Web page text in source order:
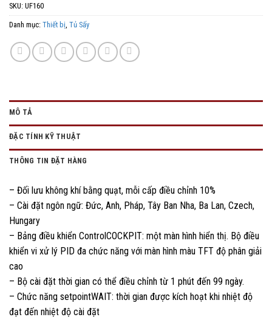
SKU: UF160
Danh mục: Thiết bị Tủ Sấy
MÔ TẢ
ĐẶC TÍNH KỸ THUẬT
THÔNG TIN ĐẶT HÀNG
– Đối lưu không khí bằng quạt, mỗi cấp điều chỉnh 10%
– Cài đặt ngôn ngữ: Đức, Anh, Pháp, Tây Ban Nha, Ba Lan, Czech,
Hungary
– Bảng điều khiển ControlCOCKPIT: một màn hình hiển thị. Bộ điều
khiển vi xử lý PID đa chức năng với màn hình màu TFT độ phân giải
cao
– Bộ cài đặt thời gian có thể điều chỉnh từ 1 phút đến 99 ngày.
– Chức năng setpointWAIT: thời gian được kích hoạt khi nhiệt độ
đạt đến nhiệt độ cài đặt